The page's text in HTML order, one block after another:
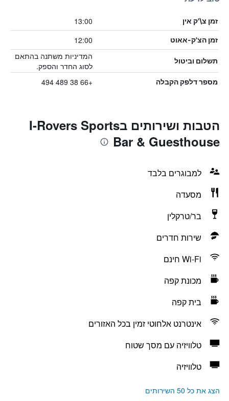
זמן צ\'ק אין 13:00
זמן הצ'ק-אאוט 12:00
תשלום וביטול
המדיניות משתנה בהתאם
לסוג החדר והספק.
מספר דלפק הקבלה +66 38 489 494
הטבות ושירותים בI-Rovers Sports
Bar & Guesthouse
למבוגרים בלבד
מסעדה
בר/טרקלין
שירות חדרים
Wi-Fi חינם
מכונת קפה
בית קפה
אינטרנט אלחוטי זמין בכל האזורים
טלוויזיה עם מסך שטוח
טלוויזיה
הצג את כל 50 השירותים